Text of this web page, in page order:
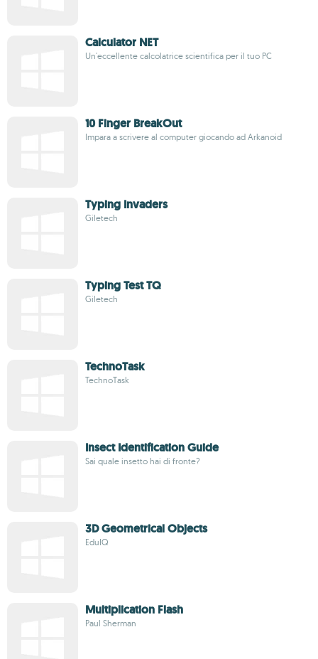
Calculator NET
Un'eccellente calcolatrice scientifica per il tuo PC
10 Finger BreakOut
Impara a scrivere al computer giocando ad Arkanoid
Typing Invaders
Giletech
Typing Test TQ
Giletech
TechnoTask
TechnoTask
Insect Identification Guide
Sai quale insetto hai di fronte?
3D Geometrical Objects
EduIQ
Multiplication Flash
Paul Sherman